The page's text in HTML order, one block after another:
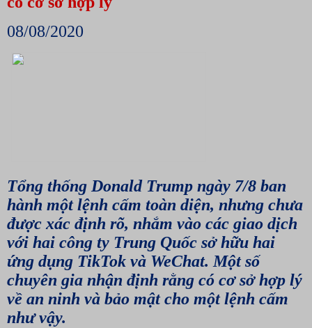
08/08/2020
Tổng thống Donald Trump ngày 7/8 ban
hành một lệnh cấm toàn diện, nhưng chưa
được xác định rõ, nhắm vào các giao dịch
với hai công ty Trung Quốc sở hữu hai
ứng dụng TikTok và WeChat. Một số
chuyên gia nhận định rằng có cơ sở hợp lý
về an ninh và bảo mật cho một lệnh cấm
như vậy.